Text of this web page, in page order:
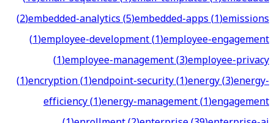
(2)embedded-analytics(5)embedded-apps(1)emissions
(1)employee-development(1)employee-engagement
(1)employee-management(3)employee-privacy
(1)encryption(1)endpoint-security(1)energy(3)energy-
efficiency(1)energy-management(1)engagement